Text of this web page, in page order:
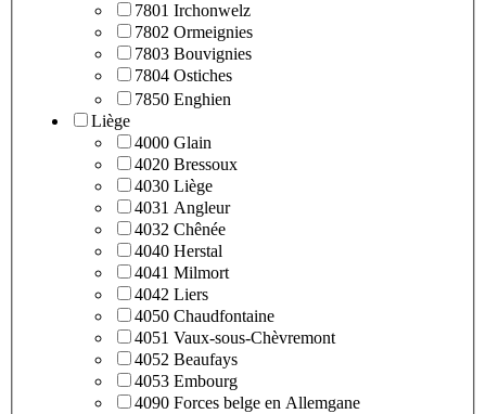
7801 Irchonwelz
7802 Ormeignies
7803 Bouvignies
7804 Ostiches
7850 Enghien
Liège
4000 Glain
4020 Bressoux
4030 Liège
4031 Angleur
4032 Chênée
4040 Herstal
4041 Milmort
4042 Liers
4050 Chaudfontaine
4051 Vaux-sous-Chèvremont
4052 Beaufays
4053 Embourg
4090 Forces belge en Allemgane